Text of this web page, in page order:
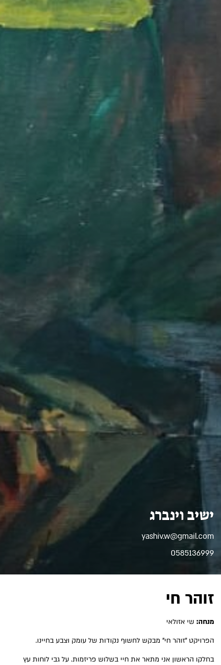
ישיב וינברג
yashiv.w@gmail.com
0585136999
זוהר חי
מנחה: שי אזולאי
הפרויקט "זוהר חי" מבקש לחשוף נקודות של עומק וצבע בחיינו.
בחלקו הראשון אני מתאר את חיי בשלוש פריזמות. על גבי לוחות עץ